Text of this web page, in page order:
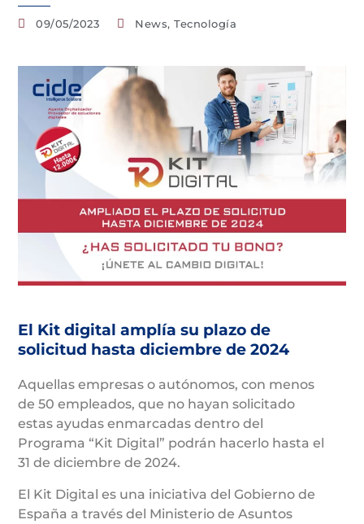
09/05/2023 News, Tecnología
El Kit digital amplía su plazo de
solicitud hasta diciembre de 2024
Aquellas empresas o autónomos, con menos
de 50 empleados, que no hayan solicitado
estas ayudas enmarcadas dentro del
Programa “Kit Digital” podrán hacerlo hasta el
31 de diciembre de 2024.
El Kit Digital es una iniciativa del Gobierno de
España a través del Ministerio de Asuntos